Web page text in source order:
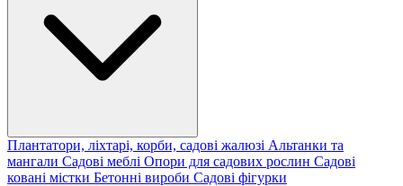
Плантатори, ліхтарі, корби, садові жалюзі Альтанки та
мангали Садові меблі Опори для садових рослин Садові
ковані містки Бетонні вироби Садові фігурки